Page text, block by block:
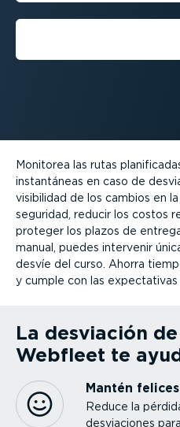
Monitorea las rutas
instan­táneas en caso de
visibilidad de los cambios en
seguridad, reducir los costos
proteger los plazos de
manual, puedes intervenir
desvíe del curso. Ahorra
y cumple con las expec­ta­tivas
La desviación
Webfleet te
Mantén
Reduce la
desvia­ciones